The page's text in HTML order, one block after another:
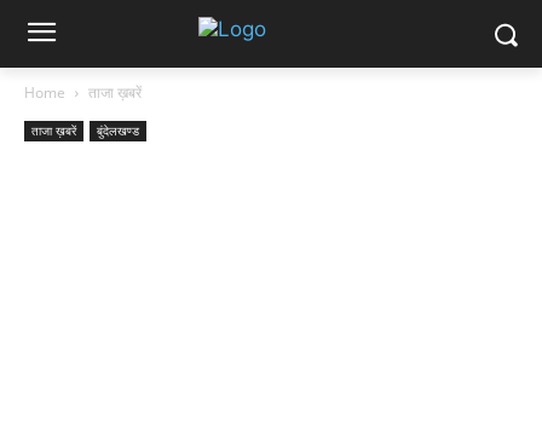
Home ताजा ख़बरें
ताजा ख़बरें बुंदेलखण्ड